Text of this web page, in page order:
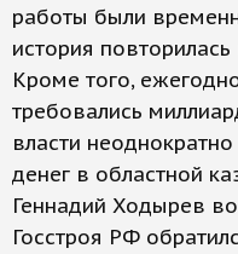
работы были
история
Кроме того,
требовались
власти
денег в областной
Геннадий Ходырев
Госстроя РФ